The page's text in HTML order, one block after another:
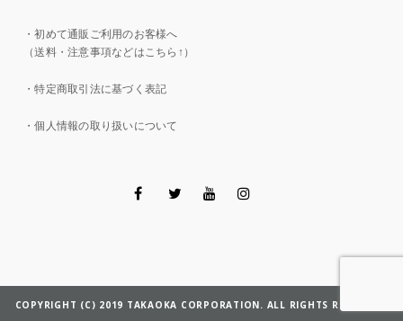
・初めて通販ご利用のお客様へ
（送料・注意事項などはこちら↑）
・特定商取引法に基づく表記
・個人情報の取り扱いについて
COPYRIGHT (C) 2019 TAKAOKA CORPORATION. ALL RIGHTS RESERVED.